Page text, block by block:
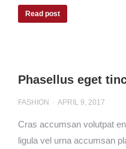
Read post
Phasellus eget
FASHION APRIL 9, 2017
Cras accumsan volutpat
ligula vel urna accumsan